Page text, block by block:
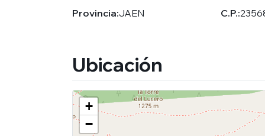
Provincia:JAEN C.P.:
Ubicación
+
−